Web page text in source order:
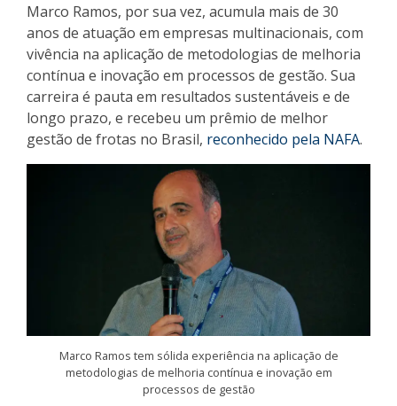
Marco Ramos, por sua vez, acumula mais de 30
anos de atuação em empresas multinacionais, com
vivência na aplicação de metodologias de melhoria
contínua e inovação em processos de gestão. Sua
carreira é pauta em resultados sustentáveis e de
longo prazo, e recebeu um prêmio de melhor
gestão de frotas no Brasil, reconhecido pela NAFA.
Marco Ramos tem sólida experiência na aplicação de
metodologias de melhoria contínua e inovação em
processos de gestão